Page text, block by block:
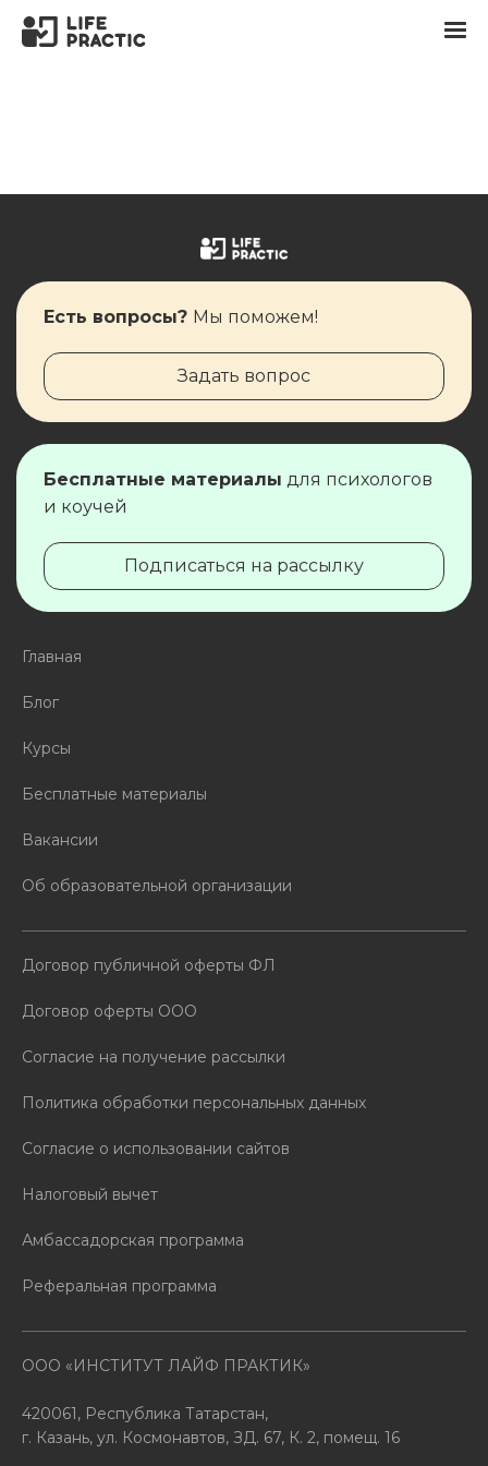
Есть вопросы? Мы поможем!
Задать вопрос
Бесплатные материалы для ​​​​психологов
и коучей
Подписаться на рассылку
Главная
Блог
Курсы
Бесплатные материалы
Вакансии
Об образовательной организации
Договор публичной оферты ФЛ
Договор оферты ООО
Согласие на получение рассылки
Политика обработки персональных данных
Согласие о использовании сайтов
Налоговый вычет
Амбассадорская программа
Реферальная программа
ООО «ИНСТИТУТ ЛАЙФ ПРАКТИК»
420061, Республика Татарстан,
г. Казань, ул. Космонавтов, ЗД. 67, К. 2, помещ. 16